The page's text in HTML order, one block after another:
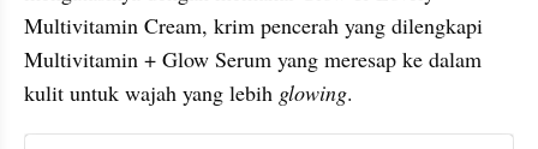
Multivitamin Cream, krim pencerah yang dilengkapi
Multivitamin + Glow Serum yang meresap ke dalam
kulit untuk wajah yang lebih glowing.